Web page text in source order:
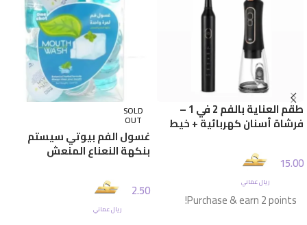
طقم العناية بالفم 2 في 1 –
فرشاة أسنان كهربائية + خيط
15.00
ريال عماني
Purchase & earn 2 points!
SOLD
OUT
غسول الفم بيوتي سيستم
بنكهة النعناع المنعش
2.50
ريال عماني